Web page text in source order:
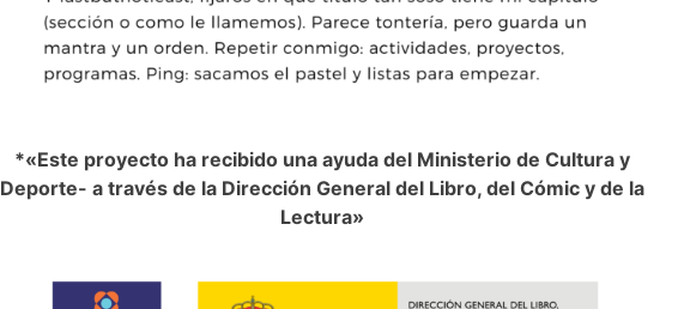
*«Este proyecto ha recibido una ayuda del Ministerio de Cultura y
Deporte- a través de la Dirección General del Libro, del Cómic y de la
Lectura»